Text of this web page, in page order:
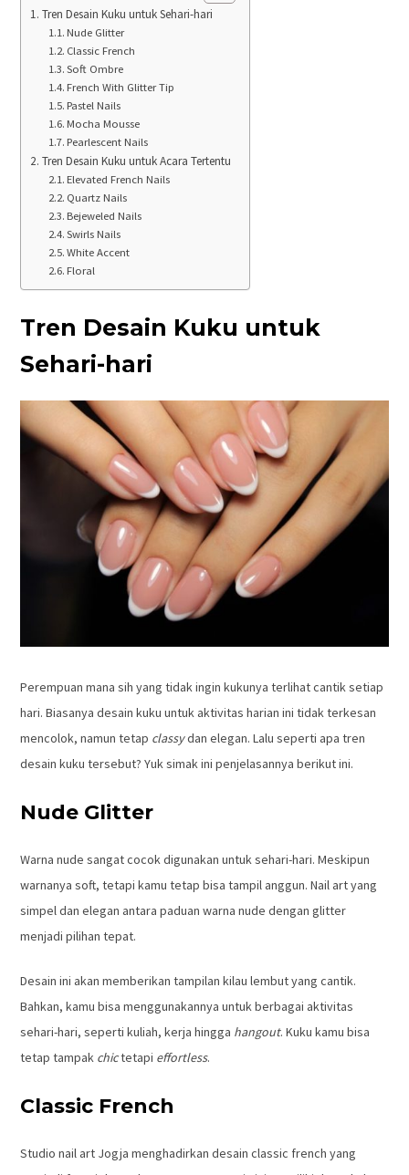
Tren Desain Kuku untuk Sehari-hari
Nude Glitter
Classic French
Soft Ombre
French With Glitter Tip
Pastel Nails
Mocha Mousse
Pearlescent Nails
Tren Desain Kuku untuk Acara Tertentu
Elevated French Nails
Quartz Nails
Bejeweled Nails
Swirls Nails
White Accent
Floral
Tren Desain Kuku untuk
Sehari-hari
Perempuan mana sih yang tidak ingin kukunya terlihat cantik setiap
hari. Biasanya desain kuku untuk aktivitas harian ini tidak terkesan
mencolok, namun tetap classydan elegan. Lalu seperti apa tren
desain kuku tersebut? Yuk simak ini penjelasannya berikut ini.
Nude Glitter
Warna nude sangat cocok digunakan untuk sehari-hari. Meskipun
warnanya soft, tetapi kamu tetap bisa tampil anggun. Nail art yang
simpel dan elegan antara paduan warna nude dengan glitter
menjadi pilihan tepat.
Desain ini akan memberikan tampilan kilau lembut yang cantik.
Bahkan, kamu bisa menggunakannya untuk berbagai aktivitas
sehari-hari, seperti kuliah, kerja hingga hangout. Kuku kamu bisa
tetap tampak chictetapi effortless.
Classic French
Studio nail art Jogja menghadirkan desain classic french yang